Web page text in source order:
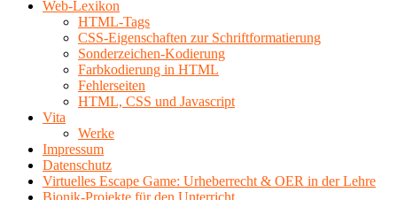
Web-Lexikon
HTML-Tags
CSS-Eigenschaften zur Schriftformatierung
Sonderzeichen-Kodierung
Farbkodierung in HTML
Fehlerseiten
HTML, CSS und Javascript
Vita
Werke
Impressum
Datenschutz
Virtuelles Escape Game: Urheberrecht & OER in der Lehre
Bionik-Projekte für den Unterricht